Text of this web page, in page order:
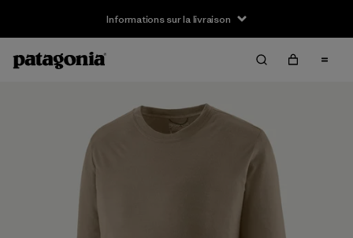
Informations sur la livraison